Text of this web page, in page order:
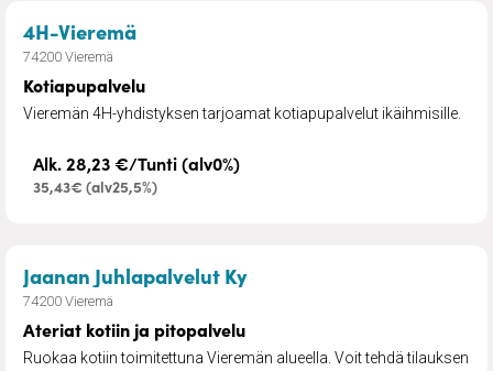
4H-Vieremä
74200 Vieremä
Kotiapupalvelu
Vieremän 4H-yhdistyksen tarjoamat kotiapupalvelut ikäihmisille.
Alk. 28,23 €/Tunti (alv0%)
35,43€ (alv25,5%)
Jaanan Juhlapalvelut Ky– Ateriat kotiin ja
74200 Vieremä
Ateriat kotiin ja pitopalvelu
Ruokaa kotiin toimitettuna Vieremän alueella. Voit tehdä tilauksen